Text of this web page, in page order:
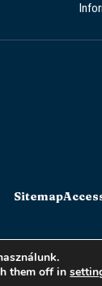
Sitemap
them off in